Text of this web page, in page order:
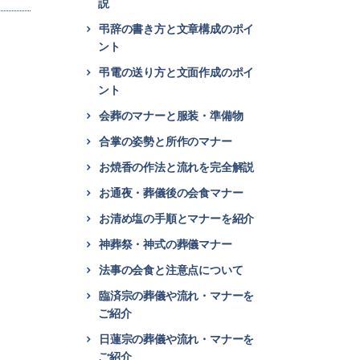
説
弔辞の書き方と文章構成のポイ
ント
弔電の送り方と文面作成のポイ
ント
会葬のマナーと服装・準備物
合掌の姿勢と所作のマナー
お焼香の作法と流れを完全解説
お通夜・葬儀後の会食マナー
お清め塩の手順とマナーを紹介
神葬祭・神式の葬儀マナー
法事の会食と注意点について
臨済宗の葬儀や流れ・マナーを
ご紹介
日蓮宗の葬儀や流れ・マナーを
ご紹介